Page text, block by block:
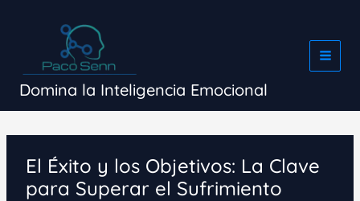
Domina la Inteligencia Emocional
El Éxito y los Objetivos: La Clave
para Superar el Sufrimiento